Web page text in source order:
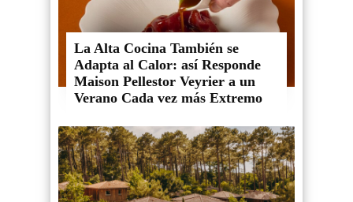
La Alta Cocina También se
Adapta al Calor: así Responde
Maison Pellestor Veyrier a un
Verano Cada vez más Extremo